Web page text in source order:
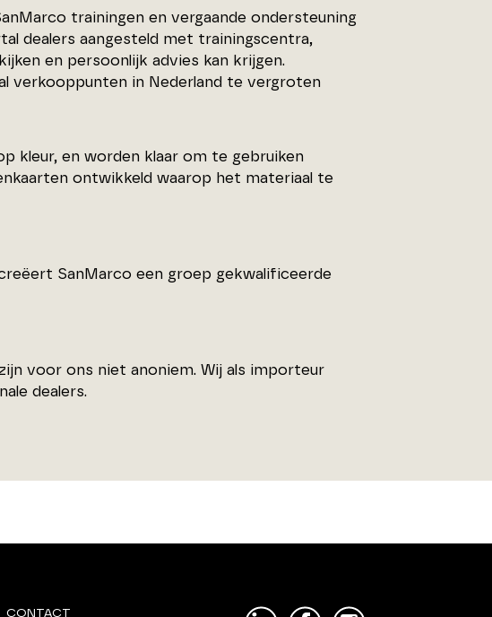
trainingen en vergaande ondersteuning
dealers aangesteld met trainingscentra,
en persoonlijk advies kan krijgen.
verkooppunten in Nederland te vergroten
kleur, en worden klaar om te gebruiken
ontwikkeld waarop het materiaal te
SanMarco een groep gekwalificeerde
voor ons niet anoniem. Wij als importeur
dealers.
CONTACT